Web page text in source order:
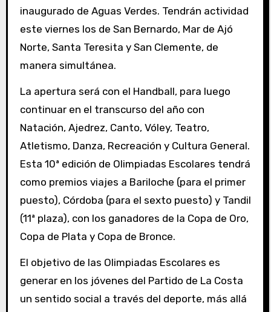
inaugurado de Aguas Verdes. Tendrán actividad
este viernes los de San Bernardo, Mar de Ajó
Norte, Santa Teresita y San Clemente, de
manera simultánea.
La apertura será con el Handball, para luego
continuar en el transcurso del año con
Natación, Ajedrez, Canto, Vóley, Teatro,
Atletismo, Danza, Recreación y Cultura General.
Esta 10ª edición de Olimpiadas Escolares tendrá
como premios viajes a Bariloche (para el primer
puesto), Córdoba (para el sexto puesto) y Tandil
(11ª plaza), con los ganadores de la Copa de Oro,
Copa de Plata y Copa de Bronce.
El objetivo de las Olimpiadas Escolares es
generar en los jóvenes del Partido de La Costa
un sentido social a través del deporte, más allá